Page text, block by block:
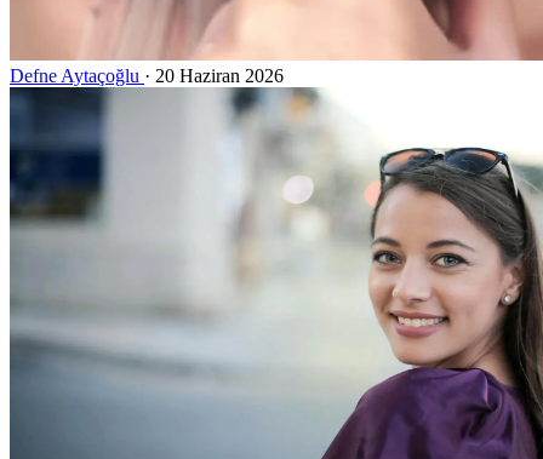
Defne Aytaçoğlu · 20 Haziran 2026